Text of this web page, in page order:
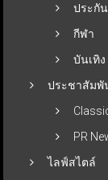
ประกัน
กีฬา
บันเทิง
ประชาสัมพั
PR
ไลฟ์สไตล์